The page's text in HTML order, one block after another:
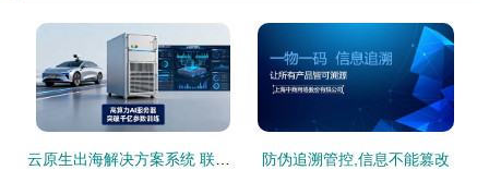
防伪追溯管控,信息不能篡改